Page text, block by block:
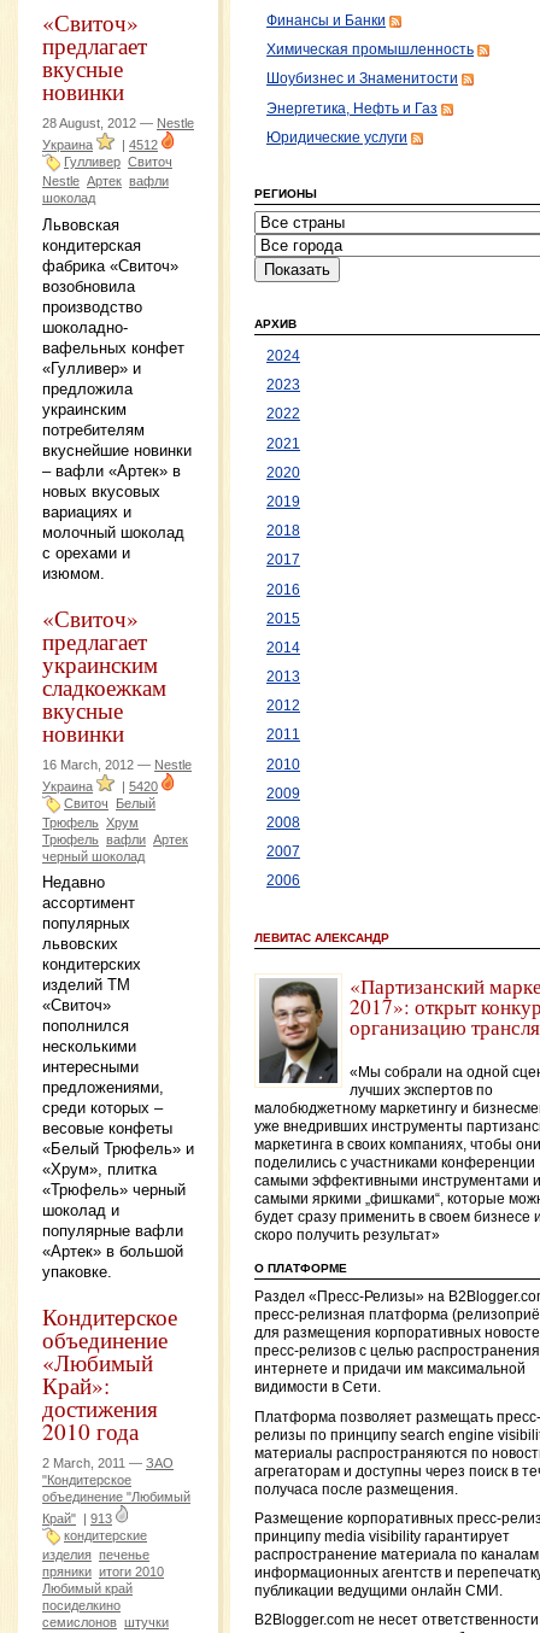
«Свиточ»
предлагает
вкусные
новинки
28 August, 2012 — Nestle
Украина
4512
Гулливер Свиточ
Nestle Артек вафли
шоколад
Львовская
кондитерская
фабрика «Свиточ»
возобновила
производство
шоколадно-
вафельных конфет
«Гулливер» и
предложила
украинским
потребителям
вкуснейшие новинки
– вафли «Артек» в
новых вкусовых
вариациях и
молочный шоколад
с орехами и
изюмом.
«Свиточ»
предлагает
украинским
сладкоежкам
вкусные
новинки
16 March, 2012 — Nestle
Украина
| 5420
Свиточ
Белый
Трюфель Хрум
Трюфель вафли Артек
черный шоколад
Недавно
ассортимент
популярных
львовских
кондитерских
изделий ТМ
«Свиточ»
пополнился
несколькими
интересными
предложениями,
среди которых –
весовые конфеты
«Белый Трюфель» и
«Хрум», плитка
«Трюфель» черный
шоколад и
популярные вафли
«Артек» в большой
упаковке.
Кондитерское
объединение
«Любимый
Край»:
достижения
2010 года
2 March, 2011 — ЗАО
"Кондитерское
объединение "Любимый
Край" | 913
кондитерские
изделия печенье
пряники итоги 2010
Любимый край
посиделкино
семислонов штучки
Финансы и Банки
Химическая промышленность
Шоубизнес и Знаменитости
Энергетика, Нефть и Газ
Юридические услуги
РЕГИОНЫ
АРХИВ
2024
2023
2022
2021
2020
2019
2018
2017
2016
2015
2014
2013
2012
2011
2010
2009
2008
2007
2006
ЛЕВИТАС АЛЕКСАНДР
«Партизанский
2017»: открыт
организацию
«Мы собрали на одной
лучших экспертов по
малобюджетному маркетингу и
уже внедривших инструменты
маркетинга в своих компаниях, чтобы они
поделились с участниками конференции
самыми эффективными инструментами и
самыми яркими „фишками“, которые
будет сразу применить в своем бизнесе
скоро получить результат»
О ПЛАТФОРМЕ
Раздел «Пресс-Релизы» на
пресс-релизная платформа
для размещения корпоративных
пресс-релизов с целью
интернете и придачи им максимальной
видимости в Сети.
Платформа позволяет размещать пресс-
релизы по принципу search engine
материалы распространяются по
агрегаторам и доступны через поиск в
получаса после размещения.
Размещение корпоративных пресс-
принципу media visibility гарантирует
распространение материала по каналам
информационных агентств и
публикации ведущими онлайн СМИ.
B2Blogger.com не несет